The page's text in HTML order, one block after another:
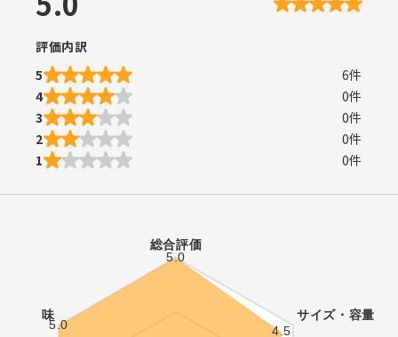
評価内訳
5
6件
4
0件
3
0件
2
0件
1
0件